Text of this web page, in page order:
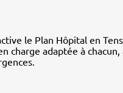
le Plan Hôpital en
charge adaptée à